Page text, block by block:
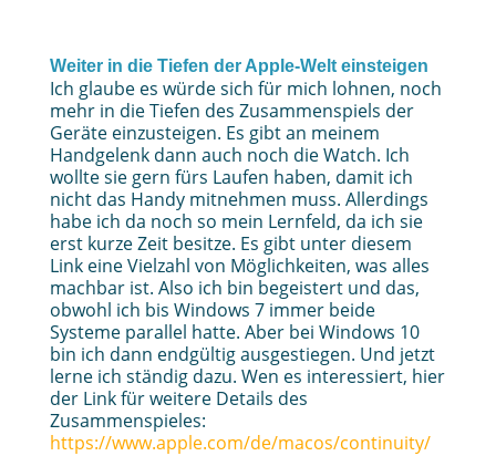
Weiter in die Tiefen der Apple-Welt einsteigen
Ich glaube es würde sich für mich lohnen, noch
mehr in die Tiefen des Zusammenspiels der
Geräte einzusteigen. Es gibt an meinem
Handgelenk dann auch noch die Watch. Ich
wollte sie gern fürs Laufen haben, damit ich
nicht das Handy mitnehmen muss. Allerdings
habe ich da noch so mein Lernfeld, da ich sie
erst kurze Zeit besitze. Es gibt unter diesem
Link eine Vielzahl von Möglichkeiten, was alles
machbar ist. Also ich bin begeistert und das,
obwohl ich bis Windows 7 immer beide
Systeme parallel hatte. Aber bei Windows 10
bin ich dann endgültig ausgestiegen. Und jetzt
lerne ich ständig dazu. Wen es interessiert, hier
der Link für weitere Details des
Zusammenspieles:
https://www.apple.com/de/macos/continuity/